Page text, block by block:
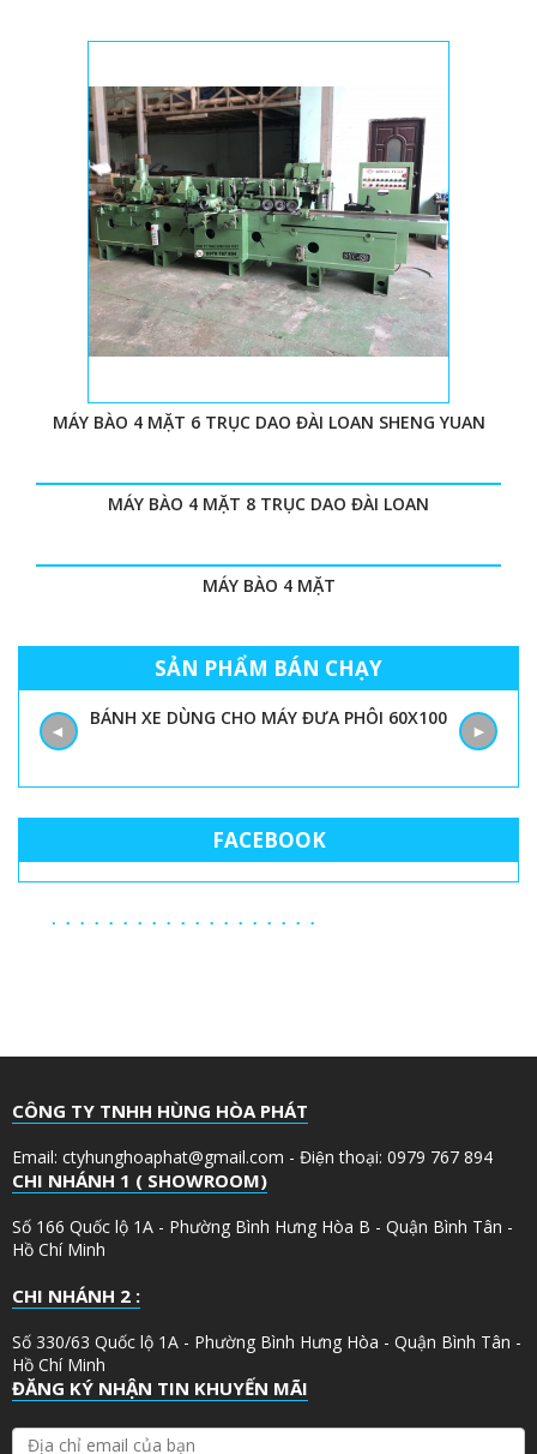
MÁY BÀO 4 MẶT 6 TRỤC DAO ĐÀI LOAN SHENG YUAN
MÁY BÀO 4 MẶT 8 TRỤC DAO ĐÀI LOAN
MÁY BÀO 4 MẶT
SẢN PHẨM BÁN CHẠY
BÁNH XE DÙNG CHO MÁY ĐƯA PHÔI 60X100
◄ ►
FACEBOOK
CÔNG TY TNHH HÙNG HÒA PHÁT
Email: ctyhunghoaphat@gmail.com - Điện thoại: 0979 767 894
CHI NHÁNH 1 ( SHOWROOM)
Số 166 Quốc lộ 1A - Phường Bình Hưng Hòa B - Quận Bình Tân -
Hồ Chí Minh
CHI NHÁNH 2 :
Số 330/63 Quốc lộ 1A - Phường Bình Hưng Hòa - Quận Bình Tân -
Hồ Chí Minh
ĐĂNG KÝ NHẬN TIN KHUYẾN MÃI
Đ